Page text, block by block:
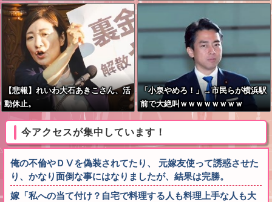
ばれていた…ネット「首相を小馬鹿
にしながら公金に群がってたの？」
「右手で補助金もらいながら左手で
【悲報】れいわ大石あきこさん、活
動休止。
「小泉やめろ！」→市民らが横浜駅
前で大絶叫ｗｗｗｗｗｗｗｗ
今アクセスが集中しています！
俺の不倫やＤⅤを偽装されてたり、 元嫁友使って誘惑させた
り、かなり面倒な事にはなりましたが、結果は完勝。
嫁「私への当て付け？自宅で料理する人も料理上手な人も大